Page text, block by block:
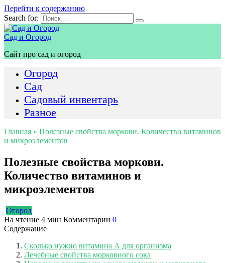
Перейти к содержанию
Search for:
Сад и Огород
Сайт про сад и огород
Огород
Сад
Садовый инвентарь
Разное
Главная » Полезные свойства моркови. Количество витаминов
и микроэлементов
Полезные свойства моркови.
Количество витаминов и
микроэлементов
Огород
На чтение 4 мин Комментарии 0
Содержание
Сколько нужно витамина А для организма
Лечебные свойства морковного сока